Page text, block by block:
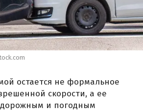
остается не формальное
скорости, а ее
дорожным и погодным